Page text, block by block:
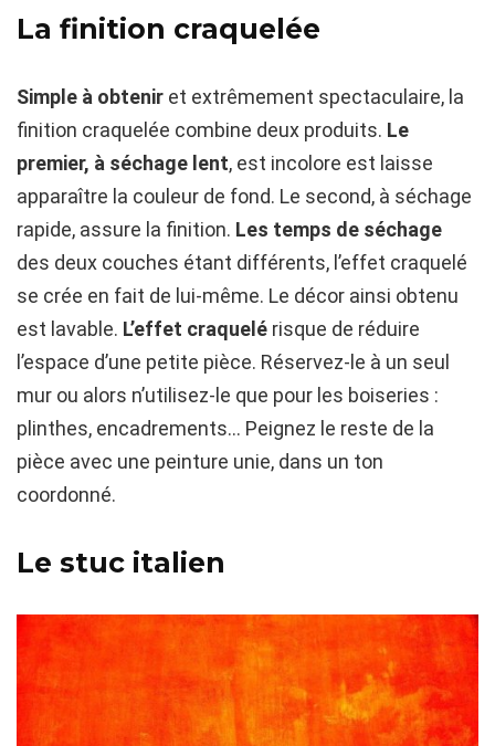
La finition craquelée
Simple à obtenir et extrêmement spectaculaire, la
finition craquelée combine deux produits. Le
premier, à séchage lent, est incolore est laisse
apparaître la couleur de fond. Le second, à séchage
rapide, assure la finition. Les temps de séchage
des deux couches étant différents, l’effet craquelé
se crée en fait de lui-même. Le décor ainsi obtenu
est lavable. L’effet craquelé risque de réduire
l’espace d’une petite pièce. Réservez-le à un seul
mur ou alors n’utilisez-le que pour les boiseries :
plinthes, encadrements… Peignez le reste de la
pièce avec une peinture unie, dans un ton
coordonné.
Le stuc italien